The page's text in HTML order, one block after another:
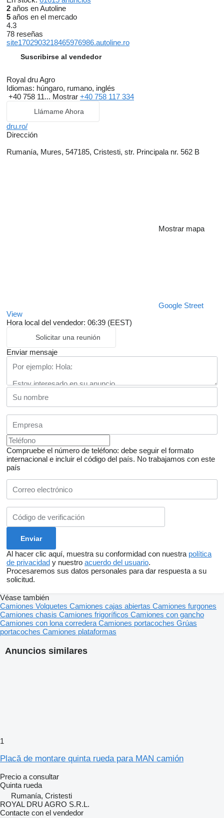
2 años en Autoline
5 años en el mercado
4.3
78 reseñas
site1702903218465976986.autoline.ro
Suscribirse al vendedor
Royal dru Agro
Idiomas: húngaro, rumano, inglés
+40 758 11... Mostrar +40 758 117 334
Llámame Ahora
dru.ro/
Dirección
Rumanía, Mures, 547185, Cristesti, str. Principala nr. 562 B
Mostrar mapa
Google Street
View
Hora local del vendedor: 06:39 (EEST)
Solicitar una reunión
Enviar mensaje
Compruebe el número de teléfono: debe seguir el formato
internacional e incluir el código del país. No trabajamos con este
país
Al hacer clic aquí, muestra su conformidad con nuestra política
de privacidad y nuestro acuerdo del usuario.
Procesaremos sus datos personales para dar respuesta a su
solicitud.
Anuncios similares
1
Placă de montare quinta rueda para MAN camión
Precio a consultar
Quinta rueda
Rumanía, Cristesti
ROYAL DRU AGRO S.R.L.
Contacte con el vendedor
Véase también
Camiones Volquetes Camiones cajas abiertas Camiones furgones
Camiones chasis Camiones frigoríficos Camiones con gancho
Camiones con lona corredera Camiones portacoches Grúas
portacoches Camiones plataformas